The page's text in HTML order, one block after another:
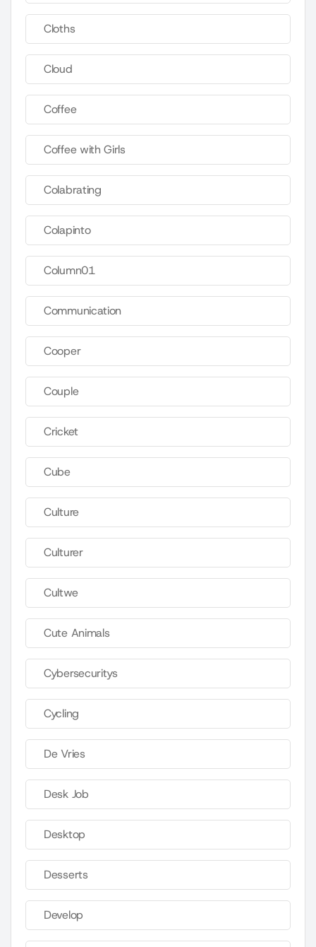
Cloths
Cloud
Coffee
Coffee with Girls
Colabrating
Colapinto
Column01
Communication
Cooper
Couple
Cricket
Cube
Culture
Culturer
Cultwe
Cute Animals
Cybersecuritys
Cycling
De Vries
Desk Job
Desktop
Desserts
Develop